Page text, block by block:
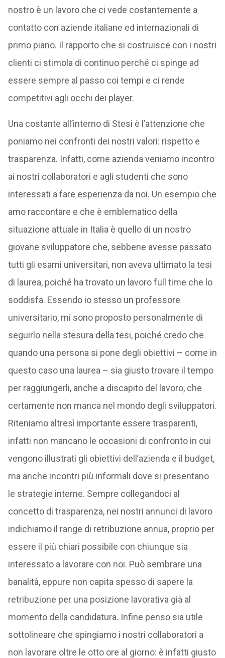
nostro è un lavoro che ci vede costantemente a
contatto con aziende italiane ed internazionali di
primo piano. Il rapporto che si costruisce con i nostri
clienti ci stimola di continuo perché ci spinge ad
essere sempre al passo coi tempi e ci rende
competitivi agli occhi dei player.
Una costante all’interno di Stesi è l’attenzione che
poniamo nei confronti dei nostri valori: rispetto e
trasparenza. Infatti, come azienda veniamo incontro
ai nostri collaboratori e agli studenti che sono
interessati a fare esperienza da noi. Un esempio che
amo raccontare e che è emblematico della
situazione attuale in Italia è quello di un nostro
giovane sviluppatore che, sebbene avesse passato
tutti gli esami universitari, non aveva ultimato la tesi
di laurea, poiché ha trovato un lavoro full time che lo
soddisfa. Essendo io stesso un professore
universitario, mi sono proposto personalmente di
seguirlo nella stesura della tesi, poiché credo che
quando una persona si pone degli obiettivi – come in
questo caso una laurea – sia giusto trovare il tempo
per raggiungerli, anche a discapito del lavoro, che
certamente non manca nel mondo degli sviluppatori.
Riteniamo altresì importante essere trasparenti,
infatti non mancano le occasioni di confronto in cui
vengono illustrati gli obiettivi dell’azienda e il budget,
ma anche incontri più informali dove si presentano
le strategie interne. Sempre collegandoci al
concetto di trasparenza, nei nostri annunci di lavoro
indichiamo il range di retribuzione annua, proprio per
essere il più chiari possibile con chiunque sia
interessato a lavorare con noi. Può sembrare una
banalità, eppure non capita spesso di sapere la
retribuzione per una posizione lavorativa già al
momento della candidatura. Infine penso sia utile
sottolineare che spingiamo i nostri collaboratori a
non lavorare oltre le otto ore al giorno: è infatti giusto